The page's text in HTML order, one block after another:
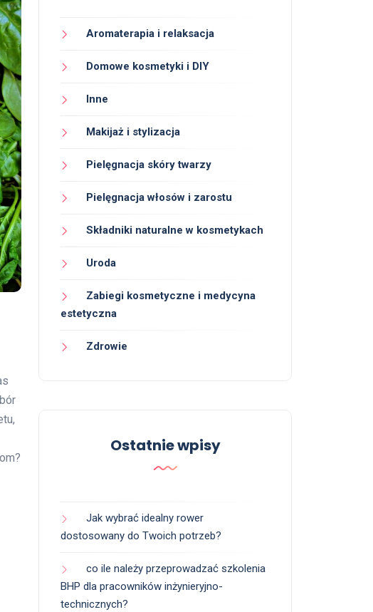
Aromaterapia i relaksacja
Domowe kosmetyki i DIY
Inne
Makijaż i stylizacja
Pielęgnacja skóry twarzy
Pielęgnacja włosów i zarostu
Składniki naturalne w kosmetykach
Uroda
Zabiegi kosmetyczne i medycyna
estetyczna
Zdrowie
Ostatnie wpisy
Jak wybrać idealny rower
dostosowany do Twoich potrzeb?
co ile należy przeprowadzać szkolenia
BHP dla pracowników inżynieryjno-
technicznych?